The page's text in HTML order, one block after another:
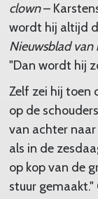
clown–
wordt hij altijd
Nieuwsblad
"Dan wordt hij
Zelf zei hij toen
op de
van achter
als in de
op kop van de
stuur